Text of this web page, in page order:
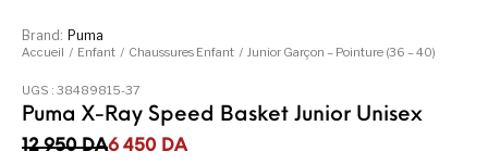
Accueil / Enfant / Chaussures Enfant / Junior Garçon – Pointure (36 – 40)
Puma X-Ray Speed Basket Junior Unisex
12 950 DA
Le prix initial était : 12 950DA.
6 450 DA
Le prix actuel est : 6 450DA.
UGS :38489815-37
Brand: Puma